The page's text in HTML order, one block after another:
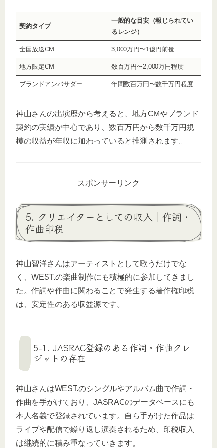
契約タイプ
一般的な目安（報じられてい
るレンジ）
全国放送CM 3,000万円〜1億円前後
地方限定CM 数百万円〜2,000万円程度
ブランドアンバサダー 年間数百万円〜数千万円程度
神山さんの出演歴から考えると、地方CMやブランド
契約の実績が中心であり、数百万円から数千万円規
模の収益が年収に加わっていると推測されます。
スポンサーリンク
5. クリエイターとしての収入｜作詞・
作曲印税
神山智洋さんはアーティストとして歌うだけでな
く、WEST.の楽曲制作にも積極的に参加してきまし
た。作詞や作曲に関わることで発生する著作権印税
は、安定性のある収益源です。
5-1. JASRAC登録のある作詞・作曲クレ
ジットの存在
神山さんはWEST.のシングルやアルバム曲で作詞・
作曲を手がけており、JASRACのデータベースにも
本人名義で登録されています。自ら手がけた作品は
ライブや配信で繰り返し演奏されるため、印税収入
は継続的に積み重なっていきます。